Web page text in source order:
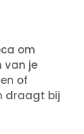
om
van je
of
draagt bij